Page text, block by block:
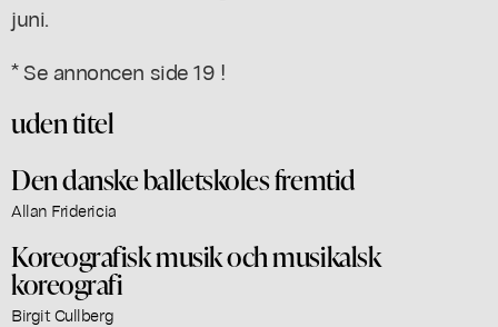
juni.
* Se annoncen side 19 !
uden titel
Den danske balletskoles fremtid
Allan Fridericia
Koreografisk musik och musikalsk
koreografi
Birgit Cullberg